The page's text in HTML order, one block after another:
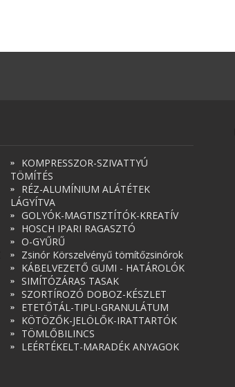
KOMPRESSZOR-SZIVATTYÚ
TÖMÍTÉS
RÉZ-ALUMÍNIUM ALÁTÉTEK
LÁGYÍTVA
GOLYÓK-MAGTISZTÍTÓK-KREATÍV
HOSCH IPARI RAGASZTÓ
O-GYŰRŰ
Zsinór Körszelvényű tömítőzsinórok
KÁBELVEZETŐ GUMI - HATÁROLÓK
SIMÍTÓZÁRAS TASAK
SZORTÍROZÓ DOBOZ-KÉSZLET
ETETŐTÁL-TIPLI-GRANULÁTUM
KÖTÖZŐK-JELÖLŐK-IRATTARTÓK
TÖMLŐBILINCS
LEÉRTÉKELT-MARADÉK ANYAGOK